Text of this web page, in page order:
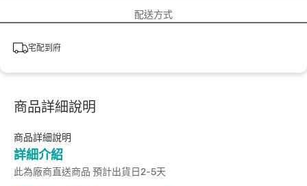
配送方式
宅配到府
商品詳細說明
商品詳細說明
詳細介紹
此為廠商直送商品 預計出貨日2-5天